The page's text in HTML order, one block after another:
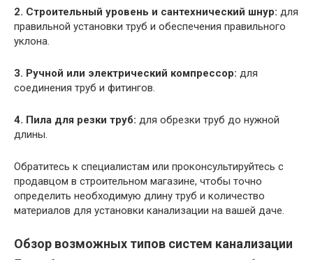
2. Строительный уровень и сантехнический шнур: для
правильной установки труб и обеспечения правильного
уклона.
3. Ручной или электрический компрессор: для
соединения труб и фитингов.
4. Пила для резки труб: для обрезки труб до нужной
длины.
Обратитесь к специалистам или проконсультируйтесь с
продавцом в строительном магазине, чтобы точно
определить необходимую длину труб и количество
материалов для установки канализации на вашей даче.
Обзор возможных типов систем канализации